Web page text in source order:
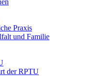
Praxis
und Familie
der RPTU